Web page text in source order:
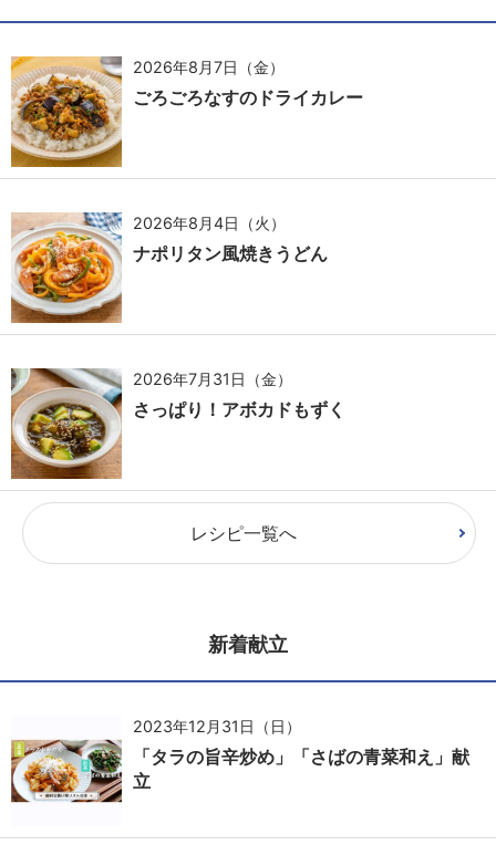
2026年8月7日（金）
ごろごろなすのドライカレー
2026年8月4日（火）
ナポリタン風焼きうどん
2026年7月31日（金）
さっぱり！アボカドもずく
レシピ一覧へ
新着献立
2023年12月31日（日）
「タラの旨辛炒め」「さばの青菜和え」献
立